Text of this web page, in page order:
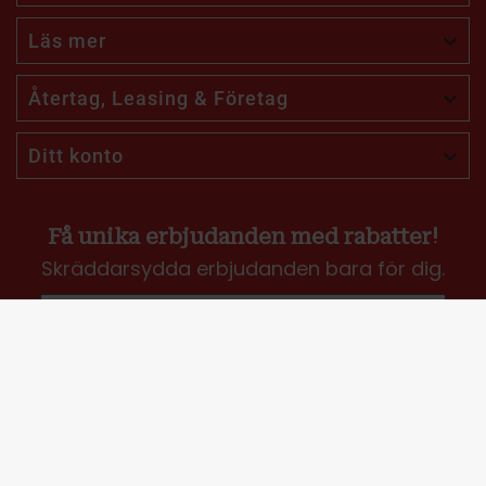
Läs mer 
Återtag, Leasing & Företag 
Ditt konto 
Få unika erbjudanden med rabatter!
Skräddarsydda erbjudanden bara för dig.